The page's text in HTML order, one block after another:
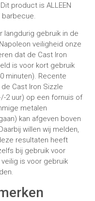
product is ALLEEN
langdurig gebruik in de
veiligheid onze
dat de Cast Iron
is voor kort gebruik
minuten). Recente
Cast Iron Sizzle
2 uur) op een fornuis of
metalen
kan afgeven boven
willen wij melden,
resultaten heeft
bij gebruik voor
is voor gebruik